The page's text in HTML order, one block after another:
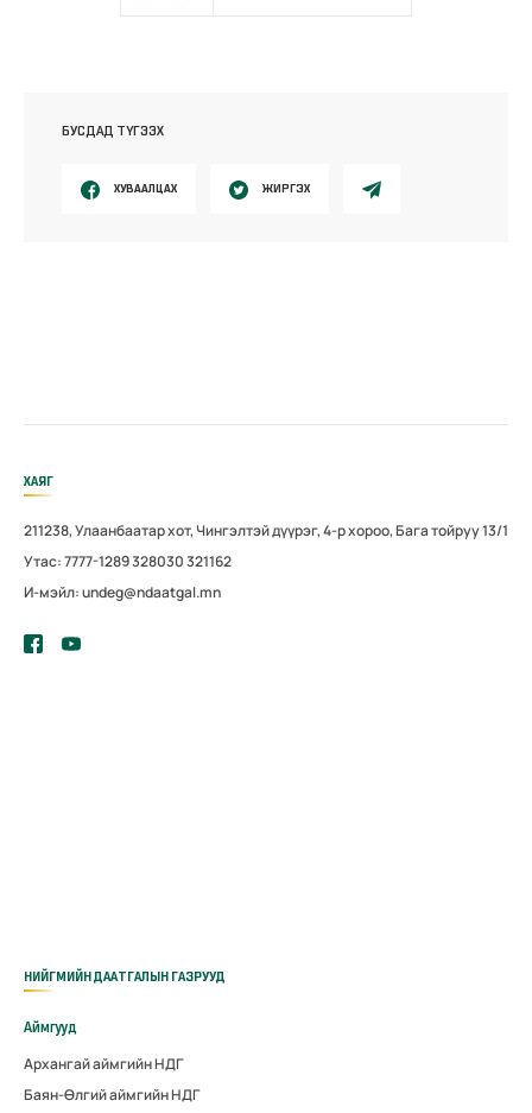
БУСДАД ТҮГЭЭХ
ХУВААЛЦАХ ЖИРГЭХ
ХАЯГ
211238, Улаанбаатар хот, Чингэлтэй дүүрэг, 4-р хороо, Бага тойруу 13/1
Утас: 7777-1289 328030 321162
И-мэйл: undeg@ndaatgal.mn
НИЙГМИЙН ДААТГАЛЫН ГАЗРУУД
Аймгууд
Архангай аймгийн НДГ
Баян-Өлгий аймгийн НДГ